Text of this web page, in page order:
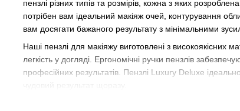
пензлі різних типів та розмірів, кожна з яких
потрібен вам ідеальний макіяж очей, контурування
вам досягати бажаного результату з мінімальними
Наші пензлі для макіяжу виготовлені з високоякісних
легкість у догляді. Ергономічні ручки пензлів
професійних результатів. Пензлі Luxury Deluxe